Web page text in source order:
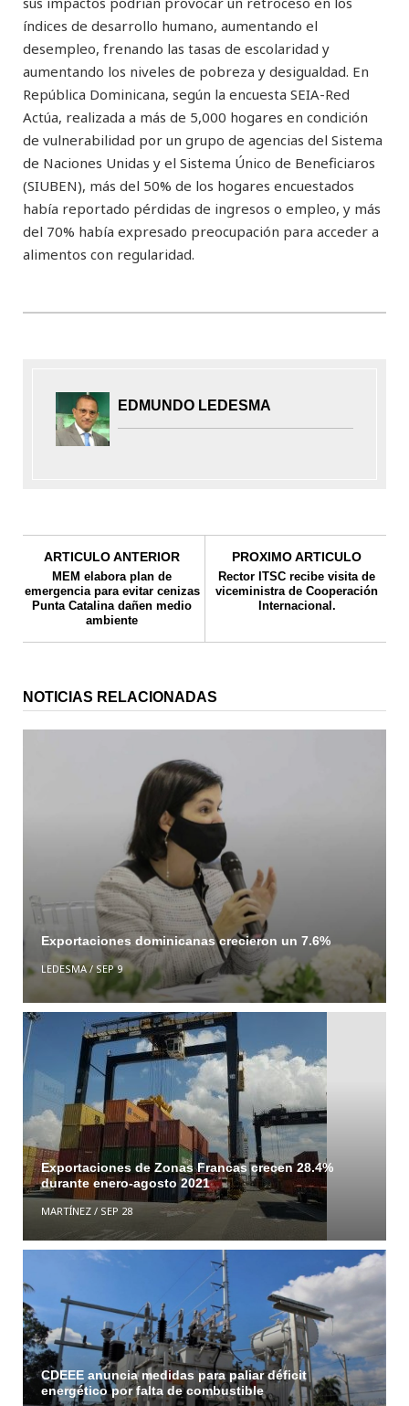
índices de desarrollo humano, aumentando el
desempleo, frenando las tasas de escolaridad y
aumentando los niveles de pobreza y desigualdad. En
República Dominicana, según la encuesta SEIA-Red
Actúa, realizada a más de 5,000 hogares en condición
de vulnerabilidad por un grupo de agencias del Sistema
de Naciones Unidas y el Sistema Único de Beneficiaros
(SIUBEN), más del 50% de los hogares encuestados
había reportado pérdidas de ingresos o empleo, y más
del 70% había expresado preocupación para acceder a
alimentos con regularidad.
EDMUNDO LEDESMA
ARTICULO ANTERIOR
MEM elabora plan de
emergencia para evitar cenizas
Punta Catalina dañen medio
ambiente
PROXIMO ARTICULO
Rector ITSC recibe visita de
viceministra de Cooperación
Internacional.
NOTICIAS RELACIONADAS
Exportaciones dominicanas crecieron un 7.6%
LEDESMA/SEP 9
Exportaciones de Zonas Francas crecen 28.4%
durante enero-agosto 2021
MARTÍNEZ/ SEP 28
CDEEE anuncia medidas para paliar déficit
energético por falta de combustible